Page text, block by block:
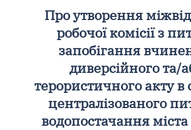
Про утворення
робочої комісії з
запобігання
диверсійного та/
терористичного акту в
централізованого
водопостачання